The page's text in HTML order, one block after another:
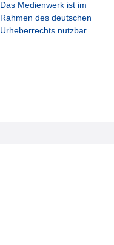
Das Medienwerk ist im
Rahmen des deutschen
Urheberrechts nutzbar.